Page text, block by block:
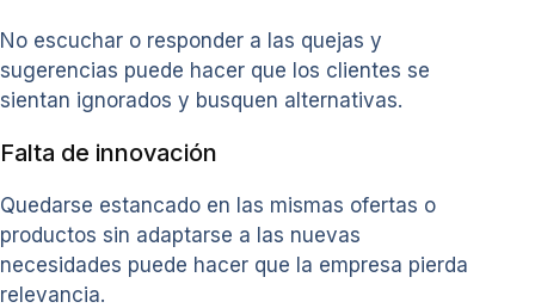
No escuchar o responder a las quejas y
sugerencias puede hacer que los clientes se
sientan ignorados y busquen alternativas.
Falta de innovación
Quedarse estancado en las mismas ofertas o
productos sin adaptarse a las nuevas
necesidades puede hacer que la empresa pierda
relevancia.